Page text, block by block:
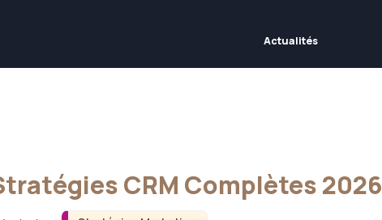
Actualités
CRM Complètes 2026